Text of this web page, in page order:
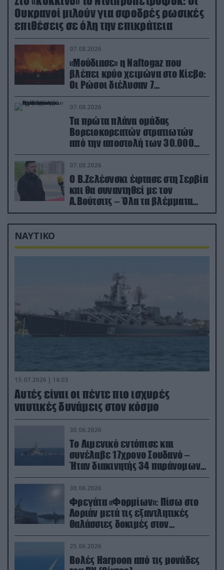
Ουκρανοί μιλούν για σφοδρές ρωσικές
επιθέσεις σε όλη την επικράτεια
07.08.2026
«Μούδιασε» η Naftogaz που
βλέπει κρύο χειμώνα στο Κίεβο:
Οι Ρώσοι διέλυσαν 7
εγκαταστάσεις του ουκρανικού
κολοσσού!
07.08.2026
Τα πρώτα πλάνα ομάδας
Βορειοκορεατών στρατιωτών
από την αποστολή των 30.000
που έφτασαν στη Ρωσία (βίντεο)
07.08.2026
Ο Β.Ζελέσνσκι έφτασε στη Σερβία
και θα συναντηθεί με τον
Α.Βούτσιτς – Όλα τα βλέμματα
στις σχέσεις με τη Ρωσία
ΝΑΥΤΙΚΟ
15.07.2026 | 16:03
Aυτές είναι οι πέντε πιο ισχυρές
ναυτικές δυνάμεις στον κόσμο
30.06.2026
Το Λιμενικό εντόπισε και
συνέλαβε 17χρονο Σουδανό –
Ήταν διακινητής 34 παράνομων
μεταναστών
30.06.2026
Φρεγάτα «Φορμίων»: Πίσω στο
Λοριάν μετά τις εξαντλητικές
θαλάσσιες δοκιμές στον
απαιτητικό Βισκαϊκό
25.06.2026
Βολές Harpoon από τις μονάδες